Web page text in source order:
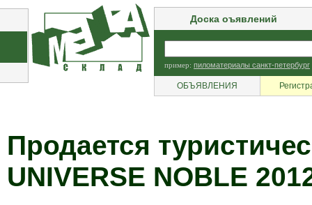
Доска оъявлений
пример: пиломатериалы санкт-петербург
ОБЪЯВЛЕНИЯ
Продается
UNIVERSE NOBLE